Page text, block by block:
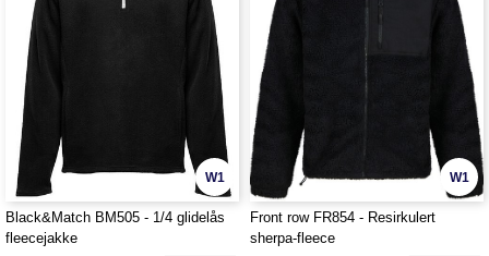
W1
Black&Match BM505 - 1/4 glidelås
fleecejakke
W1
Front row FR854 - Resirkulert
sherpa-fleece